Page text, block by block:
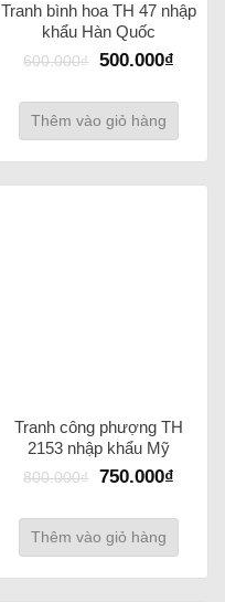
Tranh bình hoa TH 47 nhập
khẩu Hàn Quốc
600.000₫ 500.000₫
Thêm vào giỏ hàng
Tranh công phượng TH
2153 nhập khẩu Mỹ
800.000₫ 750.000₫
Thêm vào giỏ hàng